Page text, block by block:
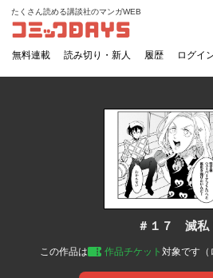
コミックDAYS
たくさん読める講談社のマンガWEB
無料連載 読み切り・新人 履歴 ログイ
＃１７ 滅私
この作品は 作品チケット 対象です（